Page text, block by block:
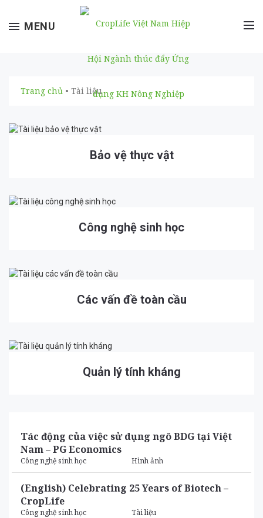
ToggleMENU
Trang chủ • Tài liệu
Bảo vệ thực vật
Công nghệ sinh học
Các vấn đề toàn cầu
Quản lý tính kháng
Tác động của việc sử dụng ngô BDG tại Việt
Nam – PG Economics
Công nghệ sinh học Hình ảnh
(English) Celebrating 25 Years of Biotech –
CropLife
Công nghệ sinh học Tài liệu